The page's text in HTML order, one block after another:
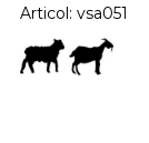
Articol: vsa051